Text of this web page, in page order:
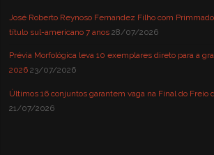
José Roberto Reynoso Fernandez Filho com
título sul-americano 7 anos 28/07/2026
Prévia Morfológica leva 10 exemplares direto para a
2026 23/07/2026
Últimos 16 conjuntos garantem vaga na Final do Freio
21/07/2026